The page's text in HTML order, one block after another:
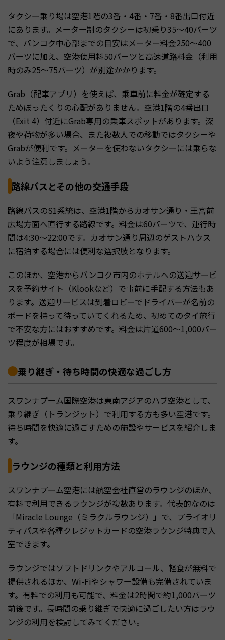
タクシー乗り場は空港1階の3番・4番・7番・8番出口付近
にあります。メーター制のタクシーは初乗り35〜40バーツ
で、バンコク中心部までの目安はメーター料金250～400
バーツに加え、空港使用料50バーツと高速道路料金（利用
時のみ25～75バーツ）が別途かかります。
Grab（配車アプリ）を使えば、乗車前に料金が確定する
ためぼったくりの心配がありません。空港1階の4番出口
（Exit 4）付近にGrab専用の乗車スポットがあります。深
夜や荷物が多い場合、また複数人での移動ではタクシーや
Grabが便利です。メーターを使わないタクシーには乗らな
いよう注意しましょう。
路線バスとその他の交通手段
路線バスのS1系統は、空港1階からカオサン通り・王宮前
広場方面へ直行する路線です。料金は60バーツで、運行時
間は4:30～22:00です。カオサン通り周辺のゲストハウス
に宿泊する場合には便利な選択肢となります。
このほか、空港からバンコク市内のホテルへの送迎サービ
スを予約サイト（Klookなど）で事前に手配する方法もあ
ります。送迎サービスは到着ロビーでドライバーが名前の
ボードを持って待っていてくれるため、初めてのタイ旅行
で不安な方にはおすすめです。料金は片道600～1,000バー
ツ程度が相場です。
乗り継ぎ・待ち時間の快適な過ごし方
スワンナプーム国際空港は東南アジアのハブ空港として、
乗り継ぎ（トランジット）で利用する方も多い空港です。
待ち時間を快適に過ごすための施設やサービスを紹介しま
す。
ラウンジの種類と利用方法
スワンナプーム空港には航空会社直営のラウンジのほか、
有料で利用できるラウンジが複数あります。代表的なのは
「Miracle Lounge（ミラクルラウンジ）」で、プライオリ
ティパスや各種クレジットカードの空港ラウンジ特典で入
室できます。
ラウンジではソフトドリンクやアルコール、軽食が無料で
提供されるほか、Wi-Fiやシャワー設備も完備されていま
す。有料での利用も可能で、料金は2時間で約1,000バーツ
前後です。長時間の乗り継ぎで快適に過ごしたい方はラウ
ンジの利用を検討してみてください。